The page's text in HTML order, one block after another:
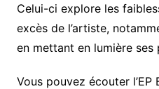
Celui-ci explore les
excès de l’artiste,
en mettant en lumière
Vous pouvez écouter l’EP